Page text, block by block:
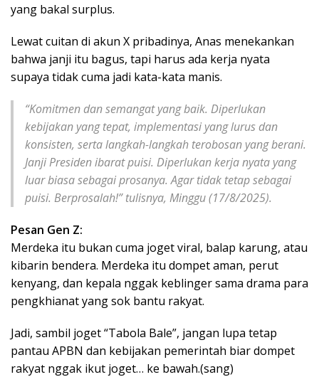
yang bakal surplus.
Lewat cuitan di akun X pribadinya, Anas menekankan
bahwa janji itu bagus, tapi harus ada kerja nyata
supaya tidak cuma jadi kata-kata manis.
“Komitmen dan semangat yang baik. Diperlukan
kebijakan yang tepat, implementasi yang lurus dan
konsisten, serta langkah-langkah terobosan yang berani.
Janji Presiden ibarat puisi. Diperlukan kerja nyata yang
luar biasa sebagai prosanya. Agar tidak tetap sebagai
puisi. Berprosalah!” tulisnya, Minggu (17/8/2025).
Pesan Gen Z:
Merdeka itu bukan cuma joget viral, balap karung, atau
kibarin bendera. Merdeka itu dompet aman, perut
kenyang, dan kepala nggak keblinger sama drama para
pengkhianat yang sok bantu rakyat.
Jadi, sambil joget “Tabola Bale”, jangan lupa tetap
pantau APBN dan kebijakan pemerintah biar dompet
rakyat nggak ikut joget… ke bawah.(sang)